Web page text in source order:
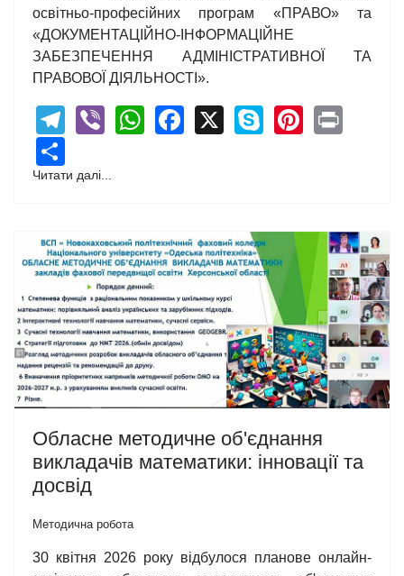
освітньо-професійних програм «ПРАВО» та
«ДОКУМЕНТАЦІЙНО-ІНФОРМАЦІЙНЕ
ЗАБЕЗПЕЧЕННЯ АДМІНІСТРАТИВНОЇ ТА
ПРАВОВОЇ ДІЯЛЬНОСТІ».
Telegram
ViberWhatsApp
Facebook
X Skype
Читати далі...
Обласне методичне об'єднання
викладачів математики: інновації та
досвід
Методична робота
30 квітня 2026 року відбулося планове онлайн-